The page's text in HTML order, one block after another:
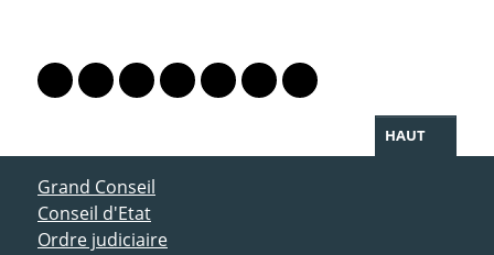
Lien vers le profil Mastodon
Lien vers le profil Bluesky
Lien vers le profil Instagram
Lien vers le profil Linkedin
Lien vers le profil Facebook
Lien vers le profil Twitter
Partager par WhatsApp
HAUT
ACCÈS DIRECT
Grand Conseil
Conseil d'Etat
Ordre judiciaire